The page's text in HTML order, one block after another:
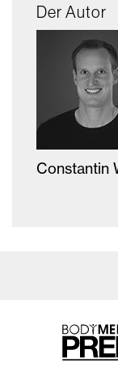
Der Autor
Constantin